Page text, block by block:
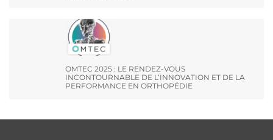
OMTEC 2025 : LE RENDEZ-VOUS
INCONTOURNABLE DE L’INNOVATION ET DE LA
PERFORMANCE EN ORTHOPÉDIE